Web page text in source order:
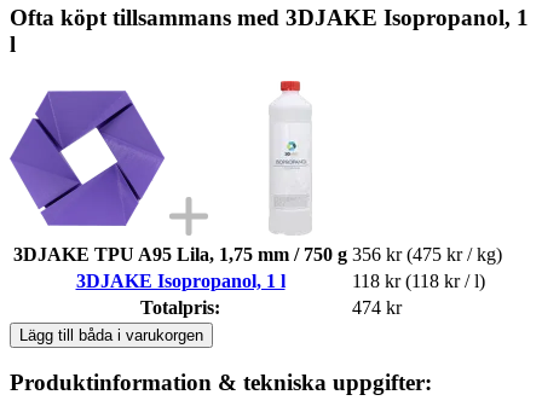
Ofta köpt tillsammans med 3DJAKE Isopropanol, 1
l
3DJAKE TPU A95 Lila, 1,75 mm / 750 g 356 kr (475 kr / kg)
3DJAKE Isopropanol, 1 l
118 kr (118 kr / l)
Totalpris:
474 kr
Lägg till båda i varukorgen
Produktinformation & tekniska uppgifter: